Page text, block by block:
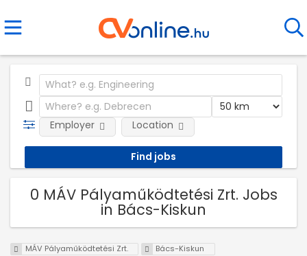
Employer Location
0 MÁV Pályaműködtetési Zrt. Jobs
in Bács-Kiskun
MÁV Pályaműködtetési Zrt. Bács-Kiskun